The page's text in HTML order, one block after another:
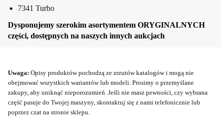
7341 Turbo
Dysponujemy szerokim asortymentem ORYGINALNYCH
części, dostępnych na naszych innych aukcjach
Uwaga: Opisy produktów pochodzą ze zrzutów katalogów i mogą nie
obejmować wszystkich wariantów lub modeli. Prosimy o przemyślane
zakupy, aby uniknąć nieporozumień. Jeśli nie masz pewności, czy wybrana
część pasuje do Twojej maszyny, skontaktuj się z nami telefonicznie lub
poprzez czat na stronie sklepu.